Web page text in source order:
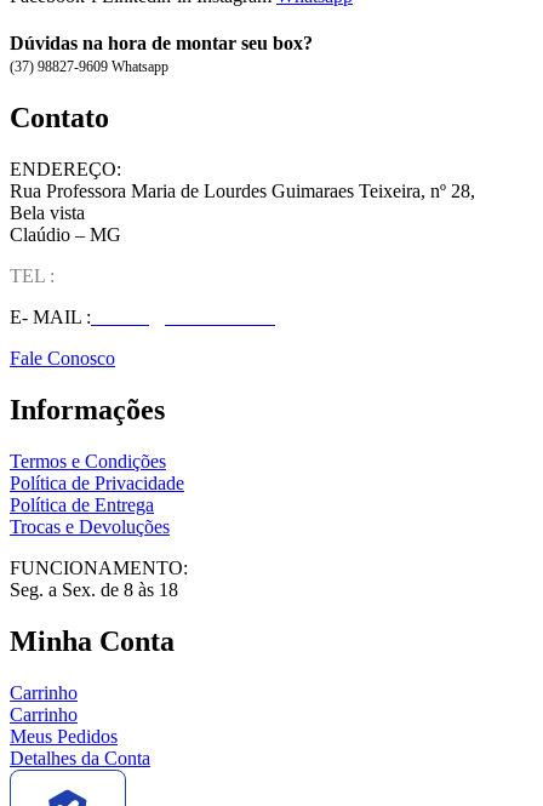
Dúvidas na hora de montar seu box?
(37) 98827-9609 Whatsapp
Contato
ENDEREÇO:
Rua Professora Maria de Lourdes Guimaraes Teixeira, nº 28,
Bela vista
Claúdio – MG
TEL :
E- MAIL :
Fale Conosco
Informações
Termos e Condições
Política de Privacidade
Política de Entrega
Trocas e Devoluções
FUNCIONAMENTO:
Seg. a Sex. de 8 às 18
Minha Conta
Carrinho
Carrinho
Meus Pedidos
Detalhes da Conta